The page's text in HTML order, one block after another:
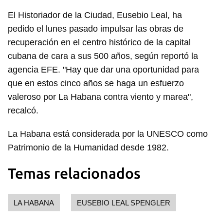
Guardar como favorito
Para poder guardar como favorito, primero has de
iniciar sesión con tu cuenta de 14ymedio.
El Historiador de la Ciudad, Eusebio Leal, ha
pedido el lunes pasado impulsar las obras de
recuperación en el centro histórico de la capital
cubana de cara a sus 500 años, según reportó la
agencia EFE. "Hay que dar una oportunidad para
que en estos cinco años se haga un esfuerzo
valeroso por La Habana contra viento y marea",
recalcó.
La Habana está considerada por la UNESCO como
Patrimonio de la Humanidad desde 1982.
Temas relacionados
LA HABANA EUSEBIO LEAL SPENGLER